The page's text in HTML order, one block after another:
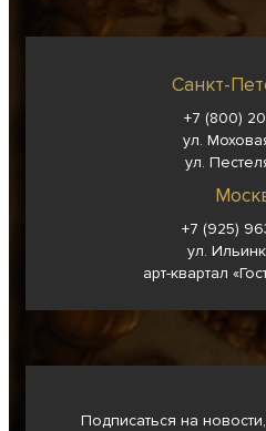
Санкт-
+7 (800)
ул.
ул.
+7 (925)
ул.
арт-квартал
Подписаться на